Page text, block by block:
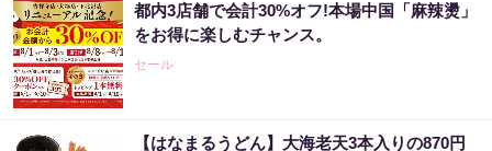
「宝くじ、運じゃなかった」当たる人は“同じ
こと”してる
PR（合同会社デジタルファーム ）
都内3店舗で会計30%オフ!本場中国「麻辣燙」
をお得に楽しむチャンス。
セール
【はなまるうどん】大海老天3本入りの870円